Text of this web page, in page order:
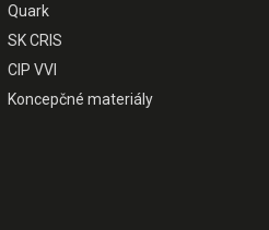
Quark
SK CRIS
CIP VVI
Koncepčné materiály